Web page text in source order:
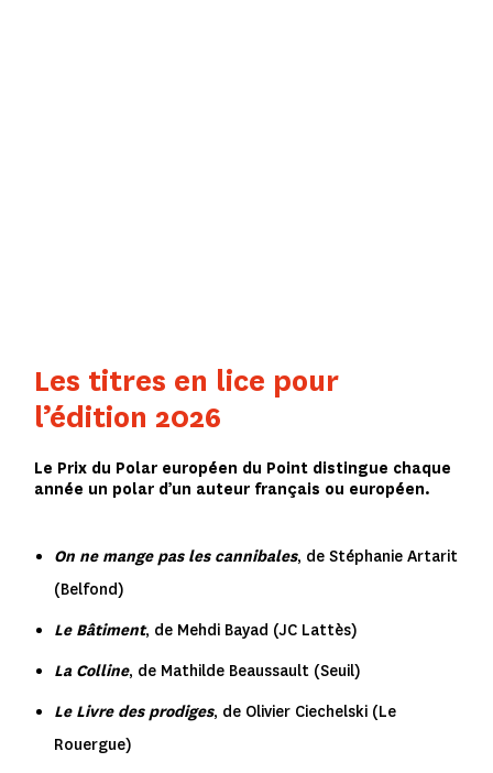
Les titres en lice pour
l’édition 2026
Le Prix du Polar européen du Point distingue chaque
année un polar d’un auteur français ou européen.
On ne mange pas les cannibales, de Stéphanie Artarit
(Belfond)
Le Bâtiment, de Mehdi Bayad (JC Lattès)
La Colline, de Mathilde Beaussault (Seuil)
Le Livre des prodiges, de Olivier Ciechelski (Le
Rouergue)